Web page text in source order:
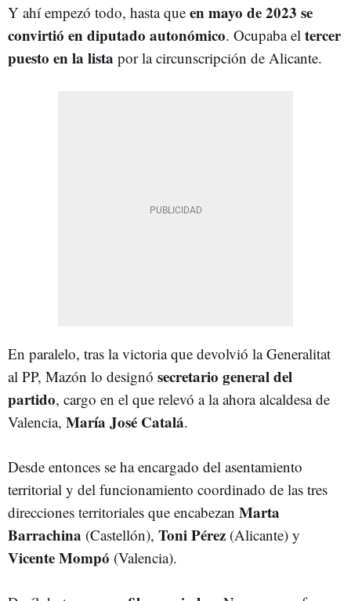
Y ahí empezó todo, hasta que en mayo de 2023 se
convirtió en diputado autonómico. Ocupaba el tercer
puesto en la lista por la circunscripción de Alicante.
En paralelo, tras la victoria que devolvió la Generalitat
al PP, Mazón lo designó secretario general del
partido, cargo en el que relevó a la ahora alcaldesa de
Valencia, María José Catalá.
Desde entonces se ha encargado del asentamiento
territorial y del funcionamiento coordinado de las tres
direcciones territoriales que encabezan Marta
Barrachina (Castellón), Toni Pérez (Alicante) y
Vicente Mompó (Valencia).